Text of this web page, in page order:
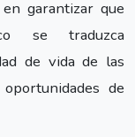
garantizar que
se traduzca
de vida de las
de